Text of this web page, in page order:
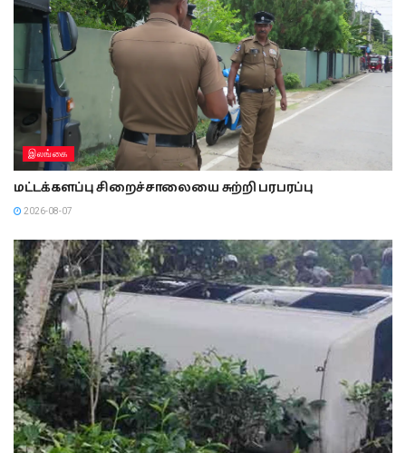
இலங்கை
மட்டக்களப்பு சிறைச்சாலையை சுற்றி பரபரப்பு
2026-08-07